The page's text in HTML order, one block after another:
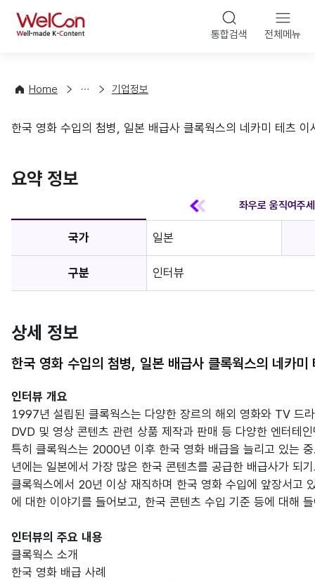
WelCon 통합검색 전체메뉴
Home
컨
팅
해
기
정
기업정보
기업정보
한국 영화 수입의 첨병, 일본 배급사 클록웍스의 네카미 테츠 이
요약 정보
국가 일본
구분 인터뷰
상세 정보
한국 영화 수입의 첨병, 일본 배급사 클록웍스의 네카미
인터뷰 개요
1997년 설립된 클록웍스는 다양한 장르의 해외 영화와 TV 드
DVD 및 영상 콘텐츠 관련 상품 제작과 판매 등 다양한 엔터테
특히 클록웍스는 2000년 이후 한국 영화 배급을 늘리고 있는
년에는 일본에서 가장 많은 한국 콘텐츠를 공급한 배급사가 되
클록웍스에서 20년 이상 재직하며 한국 영화 수입에 앞장서고
에 대한 이야기를 들어보고, 한국 콘텐츠 수입 기준 등에 대해
인터뷰의 주요 내용
클록웍스 소개
한국 영화 배급 사례